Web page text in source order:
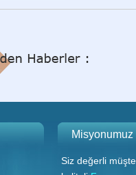
Misyonumuz
Siz değerli